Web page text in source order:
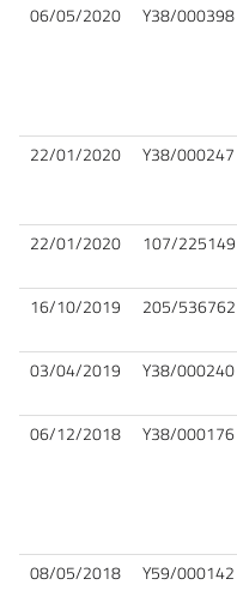
06/05/2020 Y38/000398
22/01/2020 Y38/000247
22/01/2020 107/225149
16/10/2019 205/536762
03/04/2019 Y38/000240
06/12/2018 Y38/000176
08/05/2018 Y59/000142